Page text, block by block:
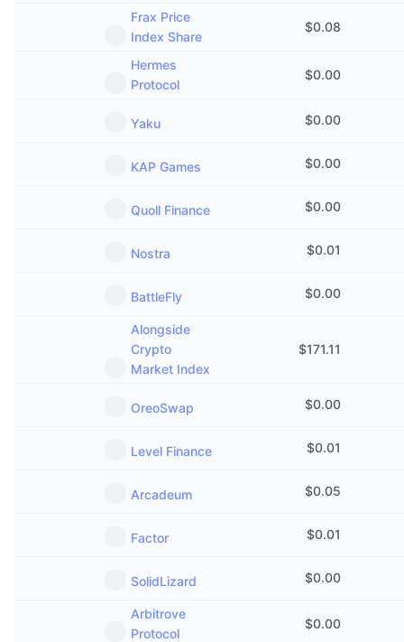
Frax Price
Index Share
$0.08
Hermes
Protocol
$0.00
Yaku $0.00
KAP Games $0.00
Quoll Finance $0.00
Nostra $0.01
BattleFly $0.00
Alongside
Crypto
Market Index
$171.11
OreoSwap $0.00
Level Finance $0.01
Arcadeum $0.05
Factor $0.01
SolidLizard $0.00
Arbitrove
Protocol
$0.00